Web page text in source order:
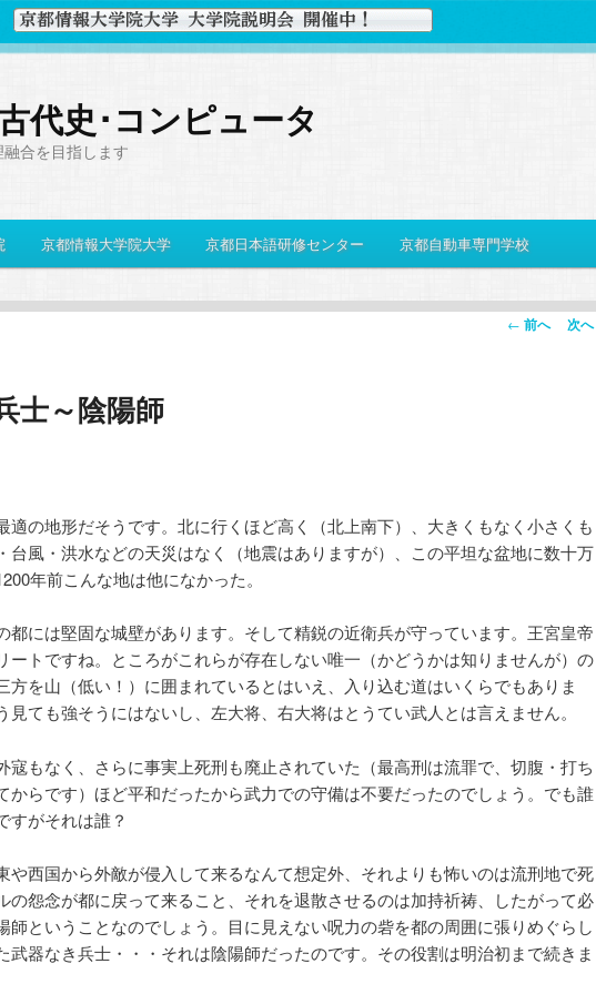
代史･コンピュータ
合を目指します
京都情報大学院大学 京都日本語研修センター 京都自動車専門学校
投
ン
← 前へ 次へ
士～陰陽師
の地形だそうです。北に行くほど高く（北上南下）、大きくもなく小さくも
台風・洪水などの天災はなく（地震はありますが）、この平坦な盆地に数十万
年前こんな地は他になかった。
には堅固な城壁があります。そして精鋭の近衛兵が守っています。王宮皇帝
ートですね。ところがこれらが存在しない唯一（かどうかは知りませんが）の
方を山（低い！）に囲まれているとはいえ、入り込む道はいくらでもありま
見ても強そうにはないし、左大将、右大将はとうてい武人とは言えません。
もなく、さらに事実上死刑も廃止されていた（最高刑は流罪で、切腹・打ち
からです）ほど平和だったから武力での守備は不要だったのでしょう。でも誰
すがそれは誰？
西国から外敵が侵入して来るなんて想定外、それよりも怖いのは流刑地で死
の怨念が都に戻って来ること、それを退散させるのは加持祈祷、したがって必
師ということなのでしょう。目に見えない呪力の砦を都の周囲に張りめぐらし
武器なき兵士・・・それは陰陽師だったのです。その役割は明治初まで続きま